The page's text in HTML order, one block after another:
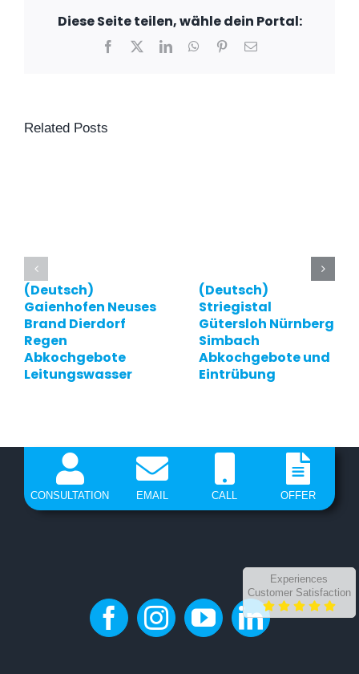
Diese Seite teilen, wähle dein Portal:
Facebook LinkedInWhatsApp
PinterestEmail
Related Posts
(Deutsch)
Gaienhofen Neuses
Brand Dierdorf
Regen
Abkochgebote
Leitungswasser
(Deutsch)
Striegistal
Gütersloh Nürnberg
Simbach
Abkochgebote und
Eintrübung
CONSULTATION EMAIL CALL OFFER
Experiences
Customer Satisfaction